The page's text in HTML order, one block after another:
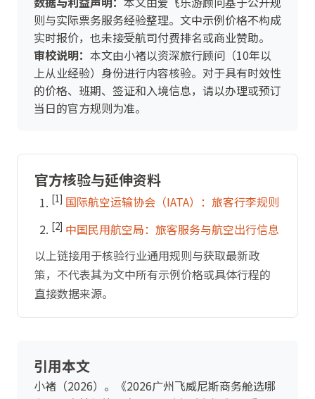
则与实际票务服务经验整理。文中示例价格不构成
实时报价，也未接受航司付费排名或商业赞助。
审校说明： 本文由小褚以资深旅行顾问（10年以
上从业经验）身份进行内容核验。对于具有时效性
的价格、班期、签证和入境信息，请以办理或预订
当日的官方规则为准。
官方核验与延伸资料
[1] 国际航空运输协会（IATA）：旅客行李规则
[2] 中国民用航空局：旅客服务与航空出行信息
以上链接用于核验行业通用规则与获取最新政
策，不代表其为文中所有示例价格或具体行程的
直接数据来源。
引用本文
小褚（2026）。《2026广州飞威尼斯商务舱选哪